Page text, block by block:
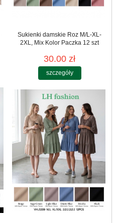
Sukienki damskie Roz M/L-XL-
2XL, Mix Kolor Paczka 12 szt
30.00 zł
szczegóły